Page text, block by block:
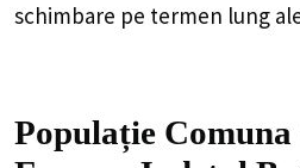
schimbare pe termen lung
Populație Comuna